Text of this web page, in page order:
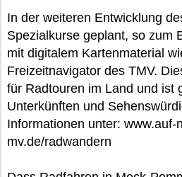
In der weiteren Entwicklung
Spezialkurse geplant, so zum
mit digitalem Kartenmaterial
Freizeitnavigator des TMV.
für Radtouren im Land und ist
Unterkünften und
Informationen unter: www.auf-
mv.de/radwandern